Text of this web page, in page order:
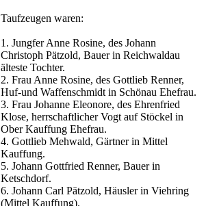
Taufzeugen waren:
1. Jungfer Anne Rosine, des Johann
Christoph Pätzold, Bauer in Reichwaldau
älteste Tochter.
2. Frau Anne Rosine, des Gottlieb Renner,
Huf-und Waffenschmidt in Schönau Ehefrau.
3. Frau Johanne Eleonore, des Ehrenfried
Klose, herrschaftlicher Vogt auf Stöckel in
Ober Kauffung Ehefrau.
4. Gottlieb Mehwald, Gärtner in Mittel
Kauffung.
5. Johann Gottfried Renner, Bauer in
Ketschdorf.
6. Johann Carl Pätzold, Häusler in Viehring
(Mittel Kauffung).